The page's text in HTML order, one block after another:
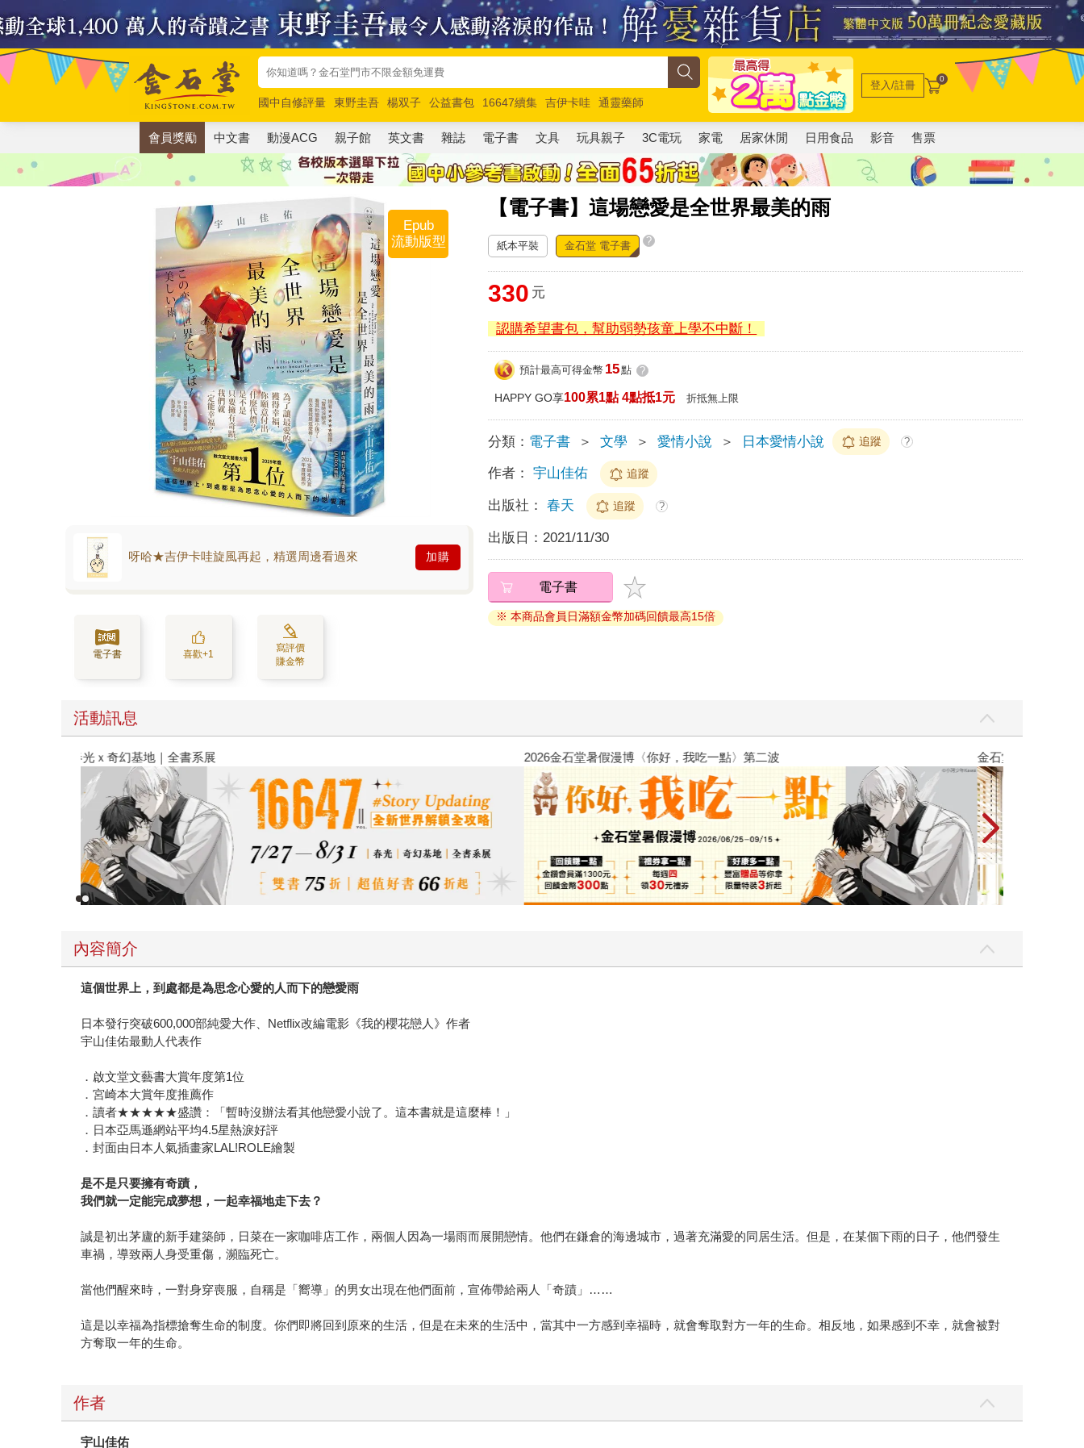
國中自修評量 東野圭吾 楊双子 公益書包 16647續集 吉伊卡哇
通靈藥師
唯紅花綻放
奧德賽 路邊攤新作 馬斯克 玩具總動員5 超慢跑
登入/註冊 0
會員獎勵 中文書 動漫ACG 親子館 英文書 雜誌 電子書 文具 玩具親子 3C電玩 家電 居家休閒 日用食品 影音 售票
【電子書】這場戀愛是全世界最美的雨
Epub
流動版型
呀哈★吉伊卡哇旋風再起，精選周邊看過來 加購
電子書 喜歡+1
寫評價
賺金幣
紙本平裝 金石堂 電子書 ?
330 元
認購希望書包，幫助弱勢孩童上學不中斷！
預計最高可得金幣 15點 ?
HAPPY GO享100累1點 4點抵1元 折抵無上限
分類： 電子書 ＞ 文學 ＞ 愛情小說 ＞ 日本愛情小說 追蹤 ?
作者： 宇山佳佑 追蹤
出版社： 春天 追蹤 ?
出版日： 2021/11/30
電子書
※ 本商品會員日滿額金幣加碼回饋最高15倍
活動訊息
春光ｘ奇幻基地｜全書系展 2026金石堂暑假漫博〈你好，我吃一點〉第二波 金石堂2026海
內容簡介
這個世界上，到處都是為思念心愛的人而下的戀愛雨
日本發行突破600,000部純愛大作、Netflix改編電影《我的櫻花戀人》作者
宇山佳佑最動人代表作
．啟文堂文藝書大賞年度第1位
．宮崎本大賞年度推薦作
．讀者★★★★★盛讚：「暫時沒辦法看其他戀愛小說了。這本書就是這麼棒！」
．日本亞馬遜網站平均4.5星熱淚好評
．封面由日本人氣插畫家LAL!ROLE繪製
是不是只要擁有奇蹟，
我們就一定能完成夢想，一起幸福地走下去？
誠是初出茅廬的新手建築師，日菜在一家咖啡店工作，兩個人因為一場雨而展開戀情。他們在鎌倉的海邊城市，過著充滿愛的同居生活。但是，在某個下雨的日子，他們發生
車禍，導致兩人身受重傷，瀕臨死亡。
當他們醒來時，一對身穿喪服，自稱是「嚮導」的男女出現在他們面前，宣佈帶給兩人「奇蹟」……
這是以幸福為指標搶奪生命的制度。你們即將回到原來的生活，但是在未來的生活中，當其中一方感到幸福時，就會奪取對方一年的生命。相反地，如果感到不幸，就會被對
方奪取一年的生命。
作者
宇山佳佑